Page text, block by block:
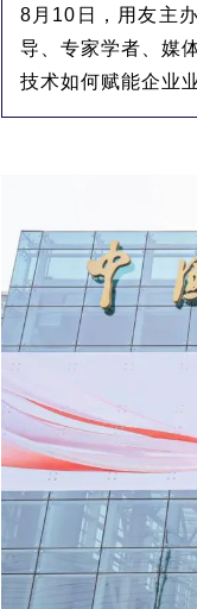
8月10日，用友主
导、专家学者、媒
技术如何赋能企业